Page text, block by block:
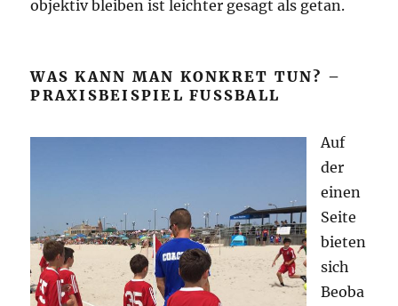
objektiv bleiben ist leichter gesagt als getan.
WAS KANN MAN KONKRET TUN? –
PRAXISBEISPIEL FUSSBALL
Auf
der
einen
Seite
bieten
sich
Beoba